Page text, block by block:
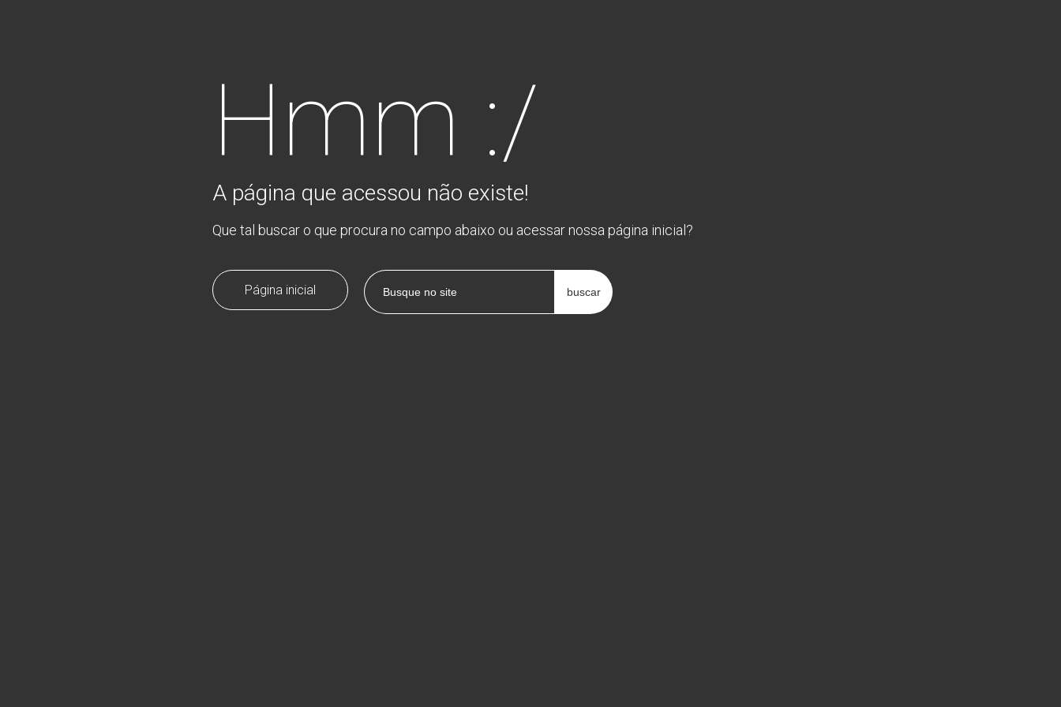
Hmm :/
A página que acessou não existe!
Que tal buscar o que procura no campo abaixo ou acessar nossa página inicial?
Página inicial